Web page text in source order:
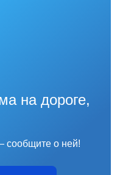
на дороге,
сообщите о ней!